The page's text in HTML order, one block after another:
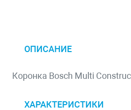
ОПИСАНИЕ
Коронка Bosch Multi
ХАРАКТЕРИСТИКИ